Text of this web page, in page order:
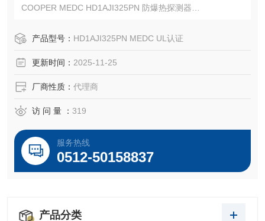
COOPER MEDC HD1AJI325PN 防爆热探测器
EATON MEDC总代理-Kunshan Beiyuan Electric Co.,Ltd
产品型号： HD1AJI325PN MEDC UL认证
更新时间： 2025-11-25
厂商性质： 代理商
访 问 量 ： 319
服务热线
0512-50158837
产品分类